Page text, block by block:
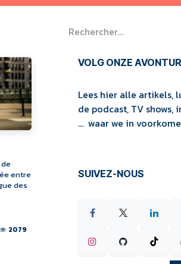
entre
des
2079
VOLG ONZE
Lees hier alle artikels,
de podcast, TV shows,
... waar we in
SUIVEZ-NOUS